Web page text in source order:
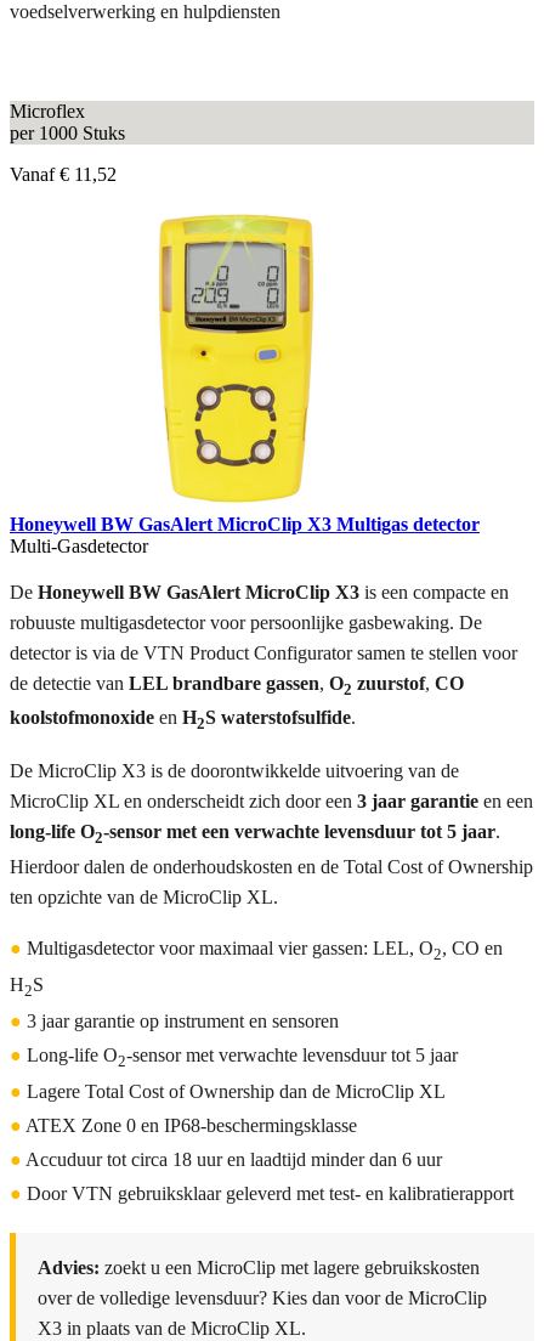
voedselverwerking en hulpdiensten
Microflex
per 1000 Stuks
Vanaf € 11,52
Honeywell BW GasAlert MicroClip X3 Multigas detector
Multi-Gasdetector
De Honeywell BW GasAlert MicroClip X3 is een compacte en
robuuste multigasdetector voor persoonlijke gasbewaking. De
detector is via de VTN Product Configurator samen te stellen voor
de detectie van LEL brandbare gassen, O2 zuurstof, CO
koolstofmonoxide en H2S waterstofsulfide.
De MicroClip X3 is de doorontwikkelde uitvoering van de
MicroClip XL en onderscheidt zich door een 3 jaar garantie en een
long-life O2-sensor met een verwachte levensduur tot 5 jaar.
Hierdoor dalen de onderhoudskosten en de Total Cost of Ownership
ten opzichte van de MicroClip XL.
● Multigasdetector voor maximaal vier gassen: LEL, O2, CO en
H2S
● 3 jaar garantie op instrument en sensoren
● Long-life O2-sensor met verwachte levensduur tot 5 jaar
● Lagere Total Cost of Ownership dan de MicroClip XL
● ATEX Zone 0 en IP68-beschermingsklasse
● Accuduur tot circa 18 uur en laadtijd minder dan 6 uur
● Door VTN gebruiksklaar geleverd met test- en kalibratierapport
Advies: zoekt u een MicroClip met lagere gebruikskosten
over de volledige levensduur? Kies dan voor de MicroClip
X3 in plaats van de MicroClip XL.